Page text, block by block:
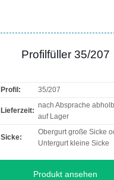
Profilfüller 35/207
Profil: 35/207
Lieferzeit:
nach Absprache
auf Lager
Sicke:
Obergurt große Sicke
Untergurt kleine Sicke
Produkt ansehen